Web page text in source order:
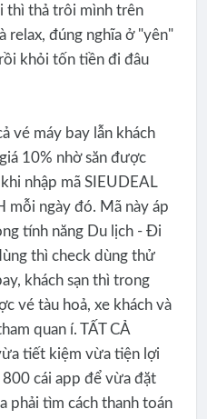
thì thả trôi mình trên
relax, đúng nghĩa ở "yên"
khỏi tốn tiền đi đâu
vé máy bay lẫn khách
10% nhờ săn được
nhập mã SIEUDEAL
mỗi ngày đó. Mã này áp
tính năng Du lịch - Đi
thì check dùng thử
khách sạn thì trong
vé tàu hoả, xe khách và
quan í. TẤT CẢ
tiết kiệm vừa tiện lợi
cái app để vừa đặt
phải tìm cách thanh toán